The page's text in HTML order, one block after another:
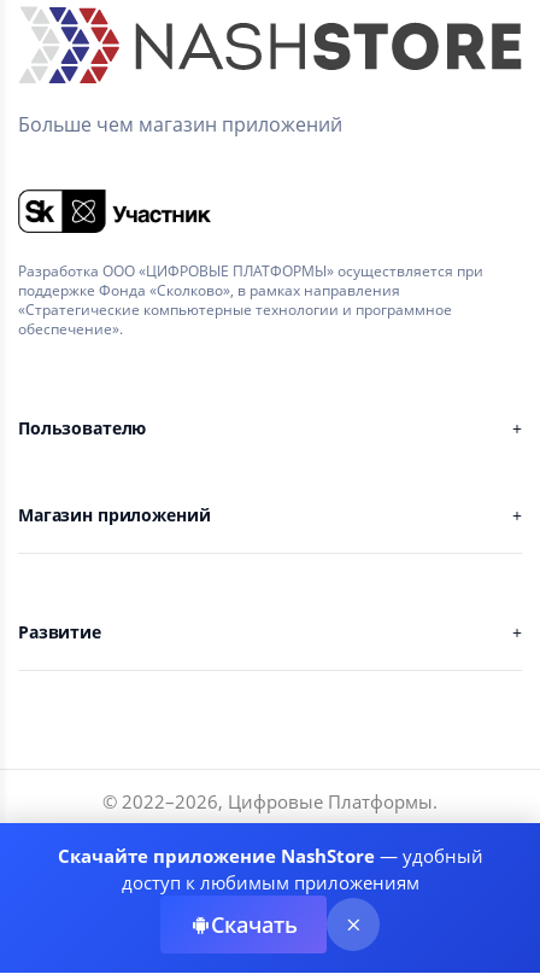
Больше чем магазин приложений
Разработка ООО «ЦИФРОВЫЕ ПЛАТФОРМЫ» осуществляется при
поддержке Фонда «Сколково», в рамках направления
«Стратегические компьютерные технологии и программное
обеспечение».
Пользователю
Магазин приложений
Развитие
© 2022–2026, Цифровые Платформы.
Разработчики
Соглашение
Рекомендательные системы
Скачайте приложение NashStore— удобный
доступ к любимым приложениям
Скачать